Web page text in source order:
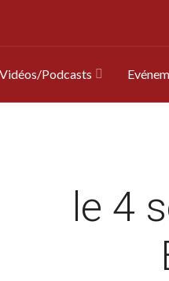
Vidéos/Podcasts
le 4